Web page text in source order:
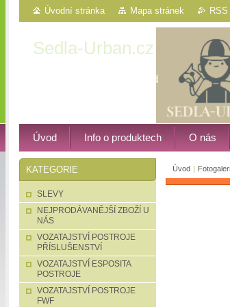
Úvodní stránka Mapa stránek RSS
Sedla-Urban.cz
Western, vozatajství atd
Úvod Info o produktech O nás
Úvod |
KATEGORIE
SLEVY
NEJPRODÁVANĚJŠÍ ZBOŽÍ U
NÁS
VOZATAJSTVÍ POSTROJE
PŘÍSLUŠENSTVÍ
VOZATAJSTVÍ ESPOSITA
POSTROJE
VOZATAJSTVÍ POSTROJE
FWF